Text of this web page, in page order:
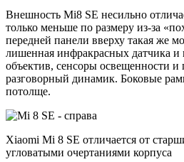
Внешность Mi8 SE несильно
только меньше по размеру из-за
передней панели вверху такая же
лишенная инфракрасных датчика
объектив, сенсоры освещенности
разговорный динамик. Боковые
потолще.
Xiaomi Mi 8 SE отличается от
угловатыми очертаниями корпуса